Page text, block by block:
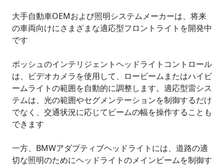
大手自動車OEMおよび照明システムメーカーは、将来
の車両向けにさまざまな適応型フロントライトを開発中
です
ボッシュのインテリジェントヘッドライトコントロール
は、ビデオカメラを使用して、ロービームまたはハイビ
ームライトの範囲を自動的に調整します。適応型雷シス
テムは、光の範囲やセグメンテーションを制御するだけ
でなく、交通状況に応じてビームの幅を操作することも
できます
一方、BMWアダプティブヘッドライトには、道路の適
切な照明のためにヘッドライトのメインビームを制御す